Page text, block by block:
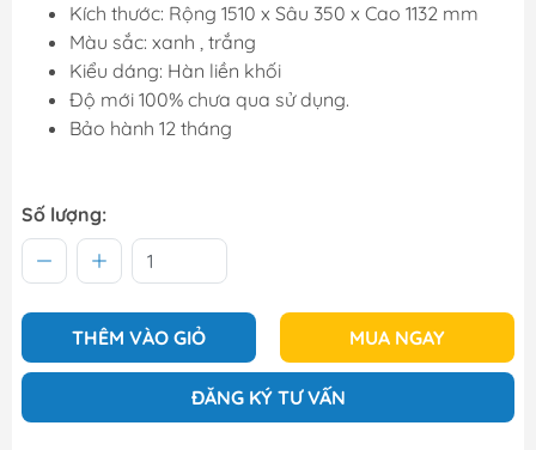
Kích thước: Rộng 1510 x Sâu 350 x Cao 1132 mm
Màu sắc: xanh , trắng
Kiểu dáng: Hàn liền khối
Độ mới 100% chưa qua sử dụng.
Bảo hành 12 tháng
Số lượng:
THÊM VÀO GIỎ MUA NGAY
ĐĂNG KÝ TƯ VẤN